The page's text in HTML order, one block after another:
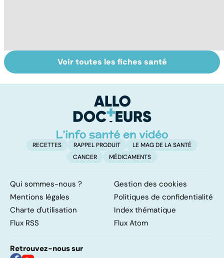
Tout savoir sur
les infections
Inflammation des
amygdales : que
d'angine ?
Voir toutes les fiches santé
RECETTES RAPPEL PRODUIT
LE MAG DE LA SANTÉ
CANCER
MÉDICAMENTS
Qui sommes-nous ?
Gestion des cookies
Mentions légales
Politiques de confidentialité
Charte d'utilisation
Index thématique
Flux RSS
Flux Atom
Retrouvez-nous sur